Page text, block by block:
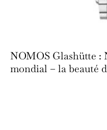
NOMOS Glashütte :
mondial – la beauté